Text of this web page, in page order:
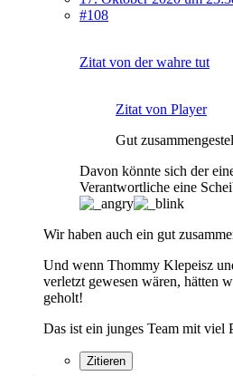
#108
Zitat von der wahre tut
Zitat von Player
Gut
Davon könnte sich der
Verantwortliche eine
Wir haben auch ein gut
Und wenn Thommy Klepeisz
verletzt gewesen wären, hätten
geholt!
Das ist ein junges Team mit viel
Zitieren